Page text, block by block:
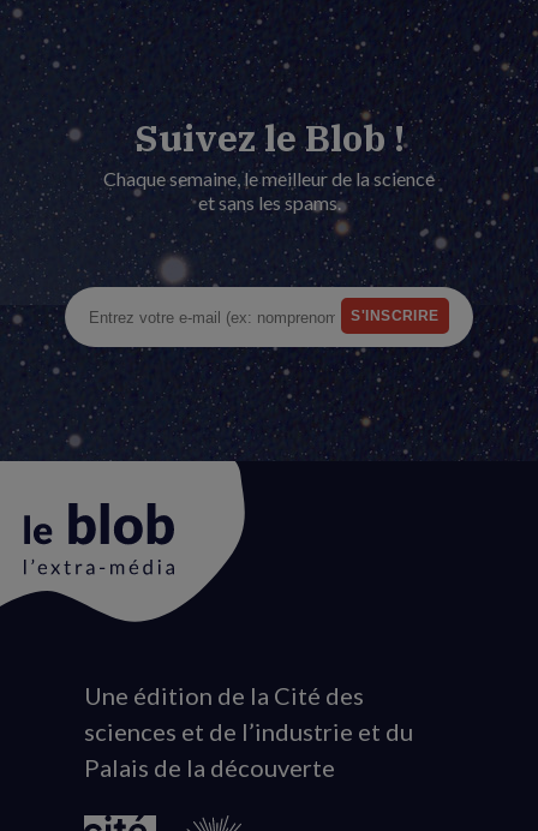
Suivez le Blob !
Chaque semaine, le meilleur de la science
et sans les spams.
Animation
du
logo
Une édition de la Cité des
sciences et de l’industrie et du
Palais de la découverte